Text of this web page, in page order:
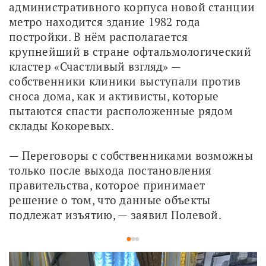
административного корпуса новой станции
метро находится здание 1982 года
постройки. В нём располагается
крупнейший в стране офтальмологический
кластер «Счастливый взгляд» —
собственники клиники выступали против
сноса дома, как и активисты, которые
пытаются спасти расположенные рядом
склады Кокоревых.
— Переговоры с собственниками возможны
только после выхода постановления
правительства, которое принимает
решение о том, что данные объекты
подлежат изъятию, — заявил Полевой.
123